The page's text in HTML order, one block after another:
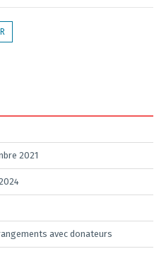
2021
avec donateurs